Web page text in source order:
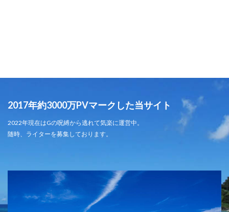
2017年約3000万PVマークした当サイト
2022年現在はGの呪縛から逃れて気楽に運営中。
随時、ライターを募集しております。